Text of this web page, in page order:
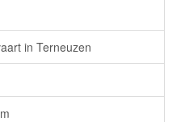
in Terneuzen